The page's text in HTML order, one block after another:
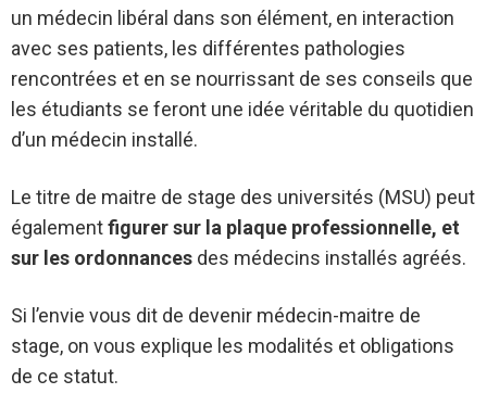
un médecin libéral dans son élément, en interaction
avec ses patients, les différentes pathologies
rencontrées et en se nourrissant de ses conseils que
les étudiants se feront une idée véritable du quotidien
d’un médecin installé.
Le titre de maitre de stage des universités (MSU) peut
égalementfigurer sur la plaque professionnelle, et
sur les ordonnances des médecins installés agréés.
Si l’envie vous dit de devenir médecin-maitre de
stage, on vous explique les modalités et obligations
de ce statut.